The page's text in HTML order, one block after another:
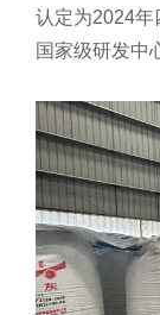
认定为2024年
国家级研发中